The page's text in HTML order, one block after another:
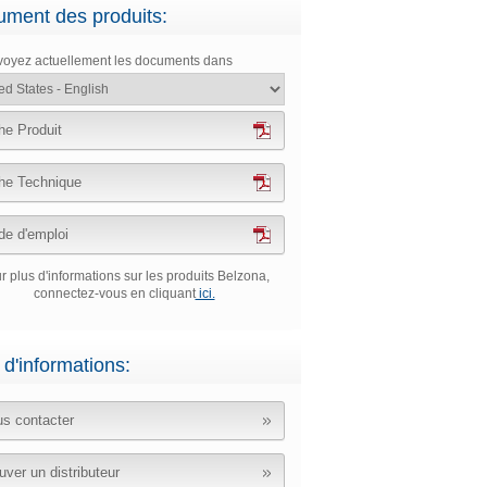
des produits:
actuellement les documents dans
Produit
Technique
d'emploi
plus d'informations sur les produits Belzona,
connectez-vous en cliquantici.
d'informations:
contacter
un distributeur